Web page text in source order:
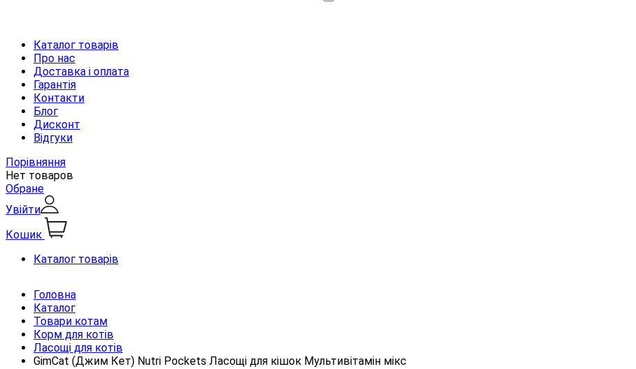
Каталог товарів
Про нас
Доставка і оплата
Гарантія
Контакти
Блог
Дисконт
Відгуки
Порівняння
Нет товаров
Обране
Увійти
Кошик
Каталог товарів
Головна
Каталог
Товари котам
Корм для котів
Ласощі для котів
GimCat (Джим Кет) Nutri Pockets Ласощі для кішок Мультивітамін мікс